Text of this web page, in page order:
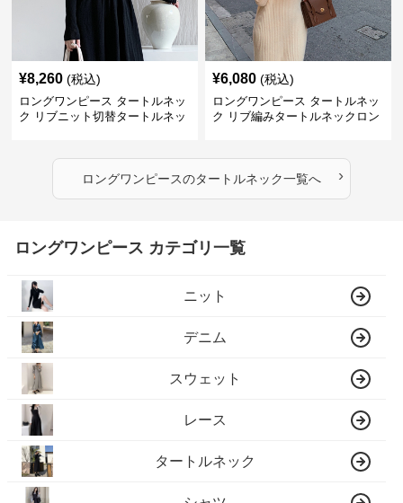
¥8,260 (税込)
ロングワンピース タートルネッ
ク リブニット切替タートルネッ
¥6,080 (税込)
ロングワンピース タートルネッ
ク リブ編みタートルネックロン
ロングワンピースのタートルネック一覧へ ›
ロングワンピース カテゴリ一覧
ニット
デニム
スウェット
レース
タートルネック